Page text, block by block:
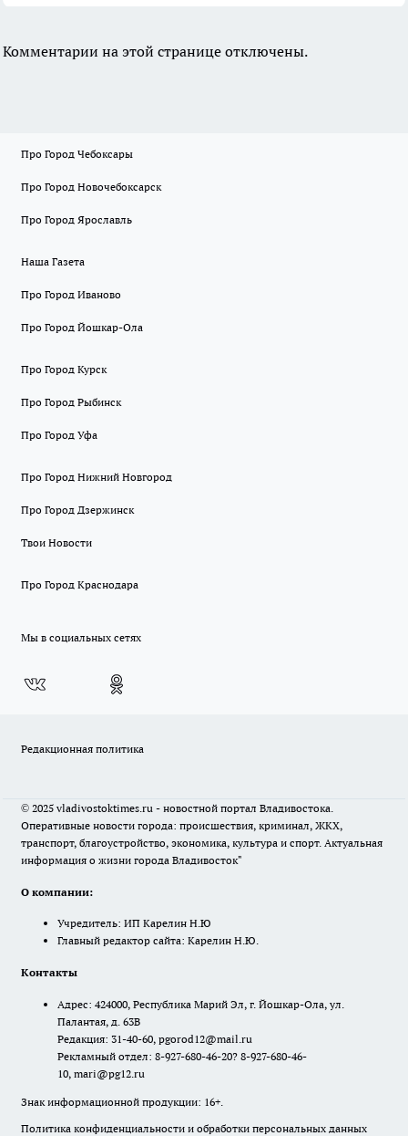
Комментарии на этой странице отключены.
Про Город Чебоксары
Про Город Новочебоксарск
Про Город Ярославль
Наша Газета
Про Город Иваново
Про Город Йошкар-Ола
Про Город Курск
Про Город Рыбинск
Про Город Уфа
Про Город Нижний Новгород
Про Город Дзержинск
Твои Новости
Про Город Краснодара
Мы в социальных сетях
Редакционная политика
© 2025 vladivostoktimes.ru - новостной портал Владивостока.
Оперативные новости города: происшествия, криминал, ЖКХ,
транспорт, благоустройство, экономика, культура и спорт. Актуальная
информация о жизни города Владивосток"
О компании:
Учредитель: ИП Карелин Н.Ю
Главный редактор сайта: Карелин Н.Ю.
Контакты
Адрес: 424000, Республика Марий Эл, г. Йошкар-Ола, ул.
Палантая, д. 63В
Редакция: 31-40-60, pgorod12@mail.ru
Рекламный отдел: 8-927-680-46-20? 8-927-680-46-
10, mari@pg12.ru
Знак информационной продукции: 16+.
Политика конфиденциальности и обработки персональных данных